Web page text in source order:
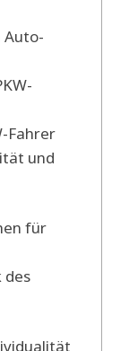
Auto-
Fahrer
und
für
des